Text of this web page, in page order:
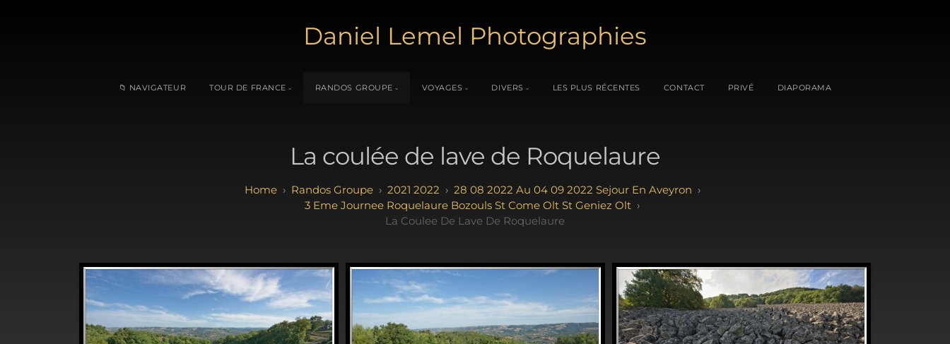
Daniel Lemel Photographies
📁 NAVIGATEUR TOUR DE FRANCE RANDOS GROUPE VOYAGES DIVERS LES PLUS RÉCENTES CONTACT PRIVÉ DIAPORAMA
La coulée de lave de Roquelaure
Randos Groupe 2021 2022
28 08 2022 Au 04 09 2022 Sejour En Aveyron
3 Eme Journee Roquelaure Bozouls St Come Olt St Geniez Olt
La Coulee De Lave De Roquelaure